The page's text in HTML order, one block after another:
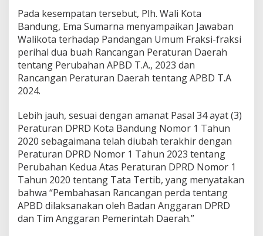
3
d
a
A
P
B
2
4
Pada kesempatan tersebut, Plh. Wali Kota
Bandung, Ema Sumarna menyampaikan Jawaban
Walikota terhadap Pandangan Umum Fraksi-fraksi
perihal dua buah Rancangan Peraturan Daerah
tentang Perubahan APBD T.A., 2023 dan
Rancangan Peraturan Daerah tentang APBD T.A
2024.
Lebih jauh, sesuai dengan amanat Pasal 34 ayat (3)
Peraturan DPRD Kota Bandung Nomor 1 Tahun
2020 sebagaimana telah diubah terakhir dengan
Peraturan DPRD Nomor 1 Tahun 2023 tentang
Perubahan Kedua Atas Peraturan DPRD Nomor 1
Tahun 2020 tentang Tata Tertib, yang menyatakan
bahwa “Pembahasan Rancangan perda tentang
APBD dilaksanakan oleh Badan Anggaran DPRD
dan Tim Anggaran Pemerintah Daerah.”